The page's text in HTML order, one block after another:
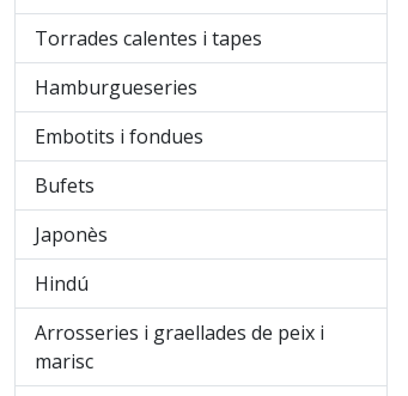
Torrades calentes i tapes
Hamburgueseries
Embotits i fondues
Bufets
Japonès
Hindú
Arrosseries i graellades de peix i
marisc